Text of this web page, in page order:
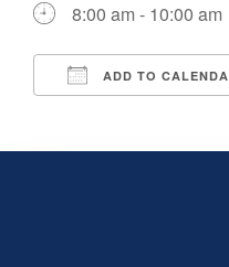
8:00 am - 10:00 am
ADD TO